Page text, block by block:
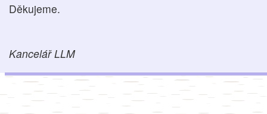
Děkujeme.
Kancelář LLM